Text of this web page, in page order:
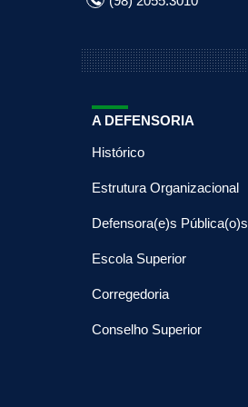
A DEFENSORIA
Histórico
Estrutura Organizacional
Defensora(e)s Pública(o)s
Escola Superior
Corregedoria
Conselho Superior